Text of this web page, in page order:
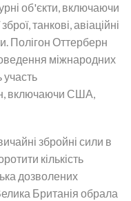
об'єкти, включаючи
танкові, авіаційні
Полігон Оттерберн
міжнародних
участь
включаючи США,
збройні сили в
кількість
дозволених
Британія обрала